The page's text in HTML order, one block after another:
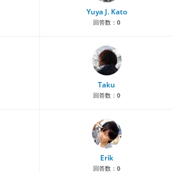
Yuya J. Kato
回答数： 0
Taku
回答数： 0
Erik
回答数： 0